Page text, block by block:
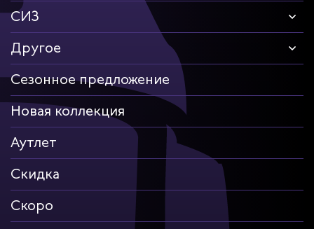
СИЗ
Другое
Сезонное предложение
Новая коллекция
Аутлет
Скидка
Скоро